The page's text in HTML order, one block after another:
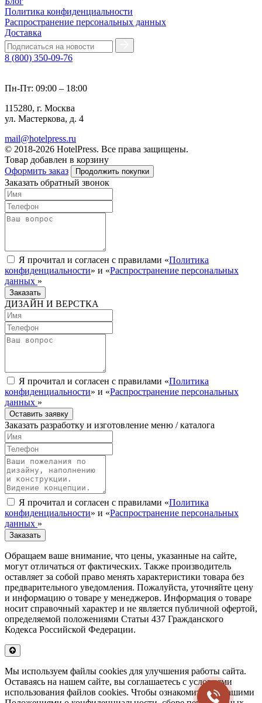
Политика конфиденциальности
Распространение персональных данных
Доставка
8 (800) 350-09-76
Пн-Пт: 09:00 – 18:00
115280, г. Москва
ул. Мастеркова, д. 4
mail@hotelpress.ru
© 2018-2026 HotelPress. Все права защищены.
Товар добавлен в корзину
Оформить заказ
Продолжить покупки
Заказать обратный звонок
Я прочитал и согласен с правилами «Политика
конфиденциальности» и «Распространение персональных
данных »
Заказать
ДИЗАЙН И ВЕРСТКА
Я прочитал и согласен с правилами «Политика
конфиденциальности» и «Распространение персональных
данных »
Оставить заявку
Заказать разработку и изготовление меню / каталога
Я прочитал и согласен с правилами «Политика
конфиденциальности» и «Распространение персональных
данных »
Заказать
Обращаем ваше внимание, что цены, указанные на сайте,
могут отличаться от фактических. Также производитель
оставляет за собой право менять характеристики товара без
предварительного уведомления. Пожалуйста, уточняйте цену
и информацию о товаре у менеджеров. Информация о товаре
носит справочный характер и не является публичной офертой,
определяемой положениями Статьи 437 Гражданского
Кодекса Российской Федерации.
Мы используем файлы cookies для улучшения работы сайта.
Оставаясь на нашем сайте, вы соглашаетесь с условиями
использования файлов cookies. Чтобы ознакомиться с нашими